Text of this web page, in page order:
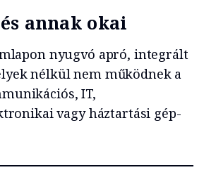
annak okai
nyugvó apró, integrált
nélkül nem működnek a
IT,
vagy háztartási gép-